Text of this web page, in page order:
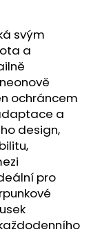
svým
a
ochráncem
a
design,
pro